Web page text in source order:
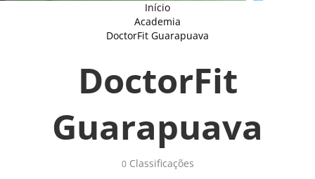
Início
Academia
DoctorFit Guarapuava
DoctorFit
Guarapuava
0Classificações